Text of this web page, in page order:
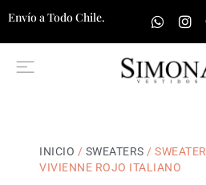
contenido
Envío a Todo Chile.
INICIO / SWEATERS /
VIVIENNE ROJO ITALIANO